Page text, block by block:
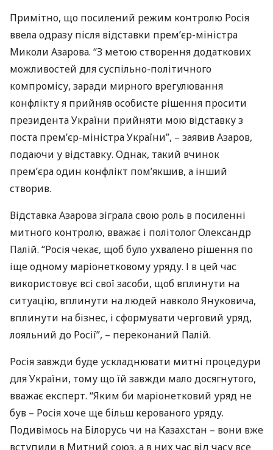
Примітно, що посилений режим контролю Росія
ввела одразу після відставки прем’єр-міністра
Миколи Азарова. “З метою створення додаткових
можливостей для суспільно-політичного
компромісу, заради мирного врегулювання
конфлікту я прийняв особисте рішення просити
президента України прийняти мою відставку з
поста прем’єр-міністра України”, – заявив Азаров,
подаючи у відставку. Однак, такий вчинок
прем’єра один конфлікт пом’якшив, а інший
створив.
Відставка Азарова зіграла свою роль в посиленні
митного контролю, вважає і політолог Олександр
Палій. “Росія чекає, щоб було ухвалено рішення по
іще одному маріонетковому уряду. І в цей час
використовує всі свої засоби, щоб вплинути на
ситуацію, вплинути на людей навколо Януковича,
вплинути на бізнес, і сформувати черговий уряд,
лояльний до Росії”, – переконаний Палій.
Росія завжди буде ускладнювати митні процедури
для України, тому що їй завжди мало досягнутого,
вважає експерт. “Яким би маріонетковий уряд не
був – Росія хоче ще більш керованого уряду.
Подивімось на Білорусь чи на Казахстан – вони вже
вступили в Митний союз, а в них час від часу все